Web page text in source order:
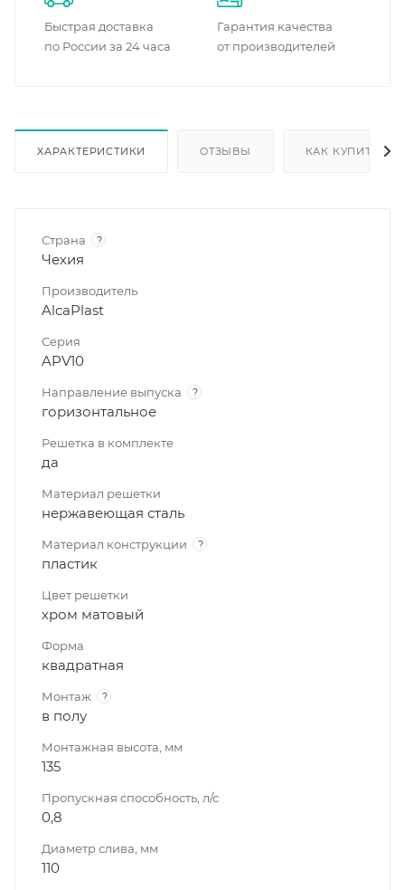
Быстрая доставка
по России за 24 часа
Гарантия качества
от производителей
ХАРАКТЕРИСТИКИ ОТЗЫВЫ КАК КУПИТЬ
Страна ?
Чехия
Производитель
AlcaPlast
Серия
APV10
Направление выпуска ?
горизонтальное
Решетка в комплекте
да
Материал решетки
нержавеющая сталь
Материал конструкции ?
пластик
Цвет решетки
хром матовый
Форма
квадратная
Монтаж ?
в полу
Монтажная высота, мм
135
Пропускная способность, л/с
0,8
Диаметр слива, мм
110